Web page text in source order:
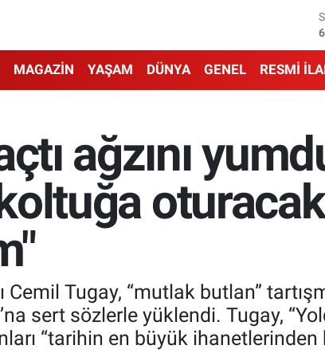
MAGAZİN YAŞAM DÜNYA GENEL RESMİ
ağzını
Tugay, “mutlak butlan”
sert sözlerle yüklendi. Tugay,
“tarihin en büyük